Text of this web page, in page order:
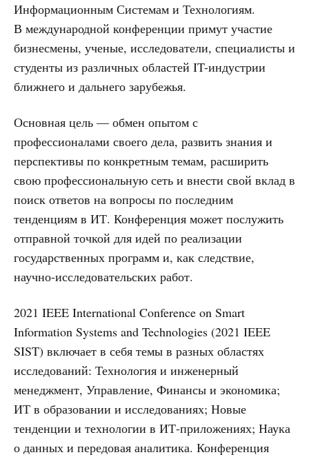
Информационным Системам и Технологиям.
В международной конференции примут участие
бизнесмены, ученые, исследователи, специалисты и
студенты из различных областей IT-индустрии
ближнего и дальнего зарубежья.
Основная цель — обмен опытом с
профессионалами своего дела, развить знания и
перспективы по конкретным темам, расширить
свою профессиональную сеть и внести свой вклад в
поиск ответов на вопросы по последним
тенденциям в ИТ. Конференция может послужить
отправной точкой для идей по реализации
государственных программ и, как следствие,
научно-исследовательских работ.
2021 IEEE International Conference on Smart
Information Systems and Technologies (2021 IEEE
SIST) включает в себя темы в разных областях
исследований: Технология и инженерный
менеджмент, Управление, Финансы и экономика;
ИТ в образовании и исследованиях; Новые
тенденции и технологии в ИТ-приложениях; Наука
о данных и передовая аналитика. Конференция